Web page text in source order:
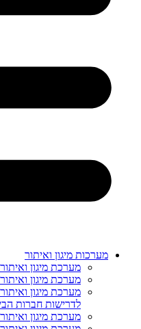
מערכות מיגון ואיתור
מערכת מיגון
מערכת מיגון
מערכת מיגון
לדרישות חברות
מערכת מיגון